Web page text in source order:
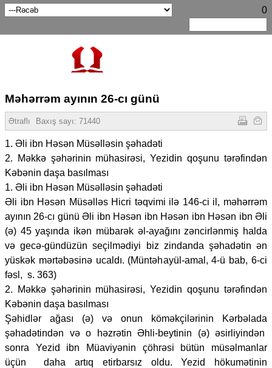
0
Məhərrəm ayının 26-cı günü
Ətraflı Baxış sayı: 71440
1. Əli ibn Həsən Müsəlləsin şəhadəti
2. Məkkə şəhərinin mühasirəsi, Yezidin qoşunu tərəfindən
Kəbənin daşa basılması
1. Əli ibn Həsən Müsəlləsin şəhadəti
Əli ibn Həsən Müsəlləs Hicri təqvimi ilə 146-ci il, məhərrəm
ayının 26-cı günü Əli ibn Həsən ibn Həsən ibn Həsən ibn Əli
(ə) 45 yaşında ikən mübarək əl-ayağını zəncirlənmiş halda
və gecə-gündüzün seçilmədiyi biz zindanda şəhadətin ən
yüskək mərtəbəsinə ucaldı. (Müntəhayül-amal, 4-ü bab, 6-ci
fəsl, s. 363)
2. Məkkə şəhərinin mühasirəsi, Yezidin qoşunu tərəfindən
Kəbənin daşa basılması
Şəhidlər ağası (ə) və onun köməkçilərinin Kərbəlada
şəhadətindən və o həzrətin Əhli-beytinin (ə) əsirliyindən
sonra Yezid ibn Müaviyənin çöhrəsi bütün müsəlmanlar
üçün daha artıq etirbarsız oldu. Yezid hökumətinin